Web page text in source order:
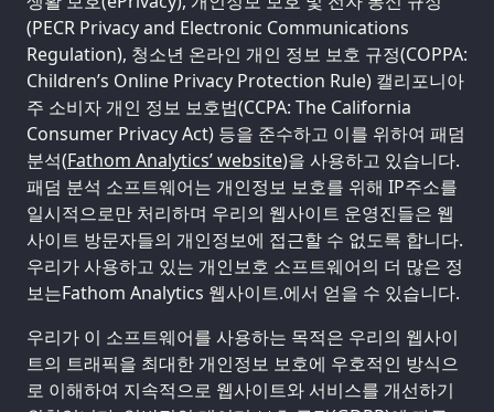
(PECR Privacy and Electronic Communications
Regulation), 청소년 온라인 개인 정보 보호 규정(COPPA:
Children’s Online Privacy Protection Rule) 캘리포니아
주 소비자 개인 정보 보호법(CCPA: The California
Consumer Privacy Act) 등을 준수하고 이를 위하여 패덤
분석(Fathom Analytics’ website)을 사용하고 있습니다.
패덤 분석 소프트웨어는 개인정보 보호를 위해 IP주소를
일시적으로만 처리하며 우리의 웹사이트 운영진들은 웹
사이트 방문자들의 개인정보에 접근할 수 없도록 합니다.
우리가 사용하고 있는 개인보호 소프트웨어의 더 많은 정
보는Fathom Analytics 웹사이트.에서 얻을 수 있습니다.
우리가 이 소프트웨어를 사용하는 목적은 우리의 웹사이
트의 트래픽을 최대한 개인정보 보호에 우호적인 방식으
로 이해하여 지속적으로 웹사이트와 서비스를 개선하기